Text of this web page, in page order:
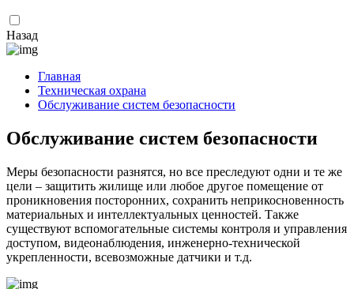
Назад
Главная
Техническая охрана
Обслуживание систем безопасности
Обслуживание систем безопасности
Меры безопасности разнятся, но все преследуют одни и те же
цели – защитить жилище или любое другое помещение от
проникновения посторонних, сохранить неприкосновенность
материальных и интеллектуальных ценностей. Также
существуют вспомогательные системы контроля и управления
доступом, видеонаблюдения, инженерно-технической
укрепленности, всевозможные датчики и т.д.